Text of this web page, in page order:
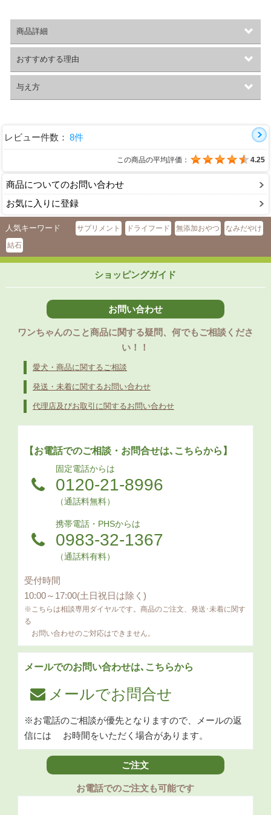
商品詳細
おすすめする理由
与え方
レビュー件数： 8件
この商品の平均評価： 4.25
商品についてのお問い合わせ
お気に入りに登録
人気キーワード サプリメント ドライフード 無添加おやつ
なみだやけ
結石
ショッピングガイド
お問い合わせ
ワンちゃんのこと商品に関する疑問、何でもご相談くださ
い！！
愛犬・商品に関するご相談
発送・未着に関するお問い合わせ
代理店及びお取引に関するお問い合わせ
【お電話でのご相談・お問合せは､こちらから】
固定電話からは
0120-21-8996
（通話料無料）
携帯電話・PHSからは
0983-32-1367
（通話料有料）
受付時間
10:00～17:00(土日祝日は除く)
※こちらは相談専用ダイヤルです。商品のご注文、発送･未着に関す
る
お問い合わせのご対応はできません。
メールでのお問い合わせは､こちらから
メールでお問合せ
※お電話のご相談が優先となりますので、メールの返
信には お時間をいただく場合があります。
ご注文
お電話でのご注文も可能です